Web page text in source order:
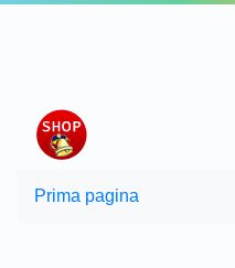
Prima pagina